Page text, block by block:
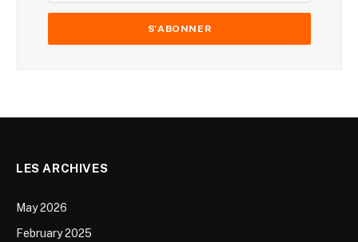
LES ARCHIVES
May 2026
February 2025